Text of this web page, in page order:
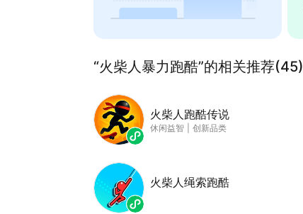
“火柴人暴力跑酷”的相关推荐(45)
火柴人跑酷传说
休闲益智 创新品类
火柴人绳索跑酷